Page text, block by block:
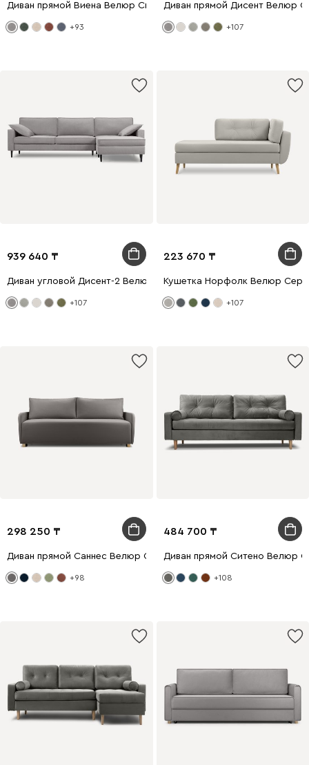
Диван прямой Виена Велюр Светло-серый
+93
Диван прямой Дисент Велюр
+107
939 640
Диван угловой Дисент-2 Велюр Светло-серый
+107
223 670
Кушетка Норфолк Велюр
+107
298 250
Диван прямой Саннес Велюр Серый
+98
484 700
Диван прямой Ситено Велюр
+108